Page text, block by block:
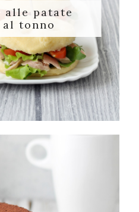
alle patate
tonno